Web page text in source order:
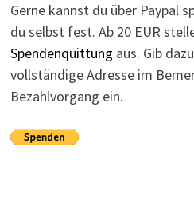
Gerne kannst du über Paypal
du selbst fest. Ab 20 EUR
Spendenquittung aus. Gib
vollständige Adresse im
Bezahlvorgang ein.